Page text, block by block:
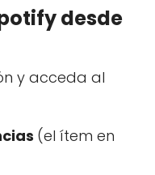
desde
y acceda al
(el ítem en